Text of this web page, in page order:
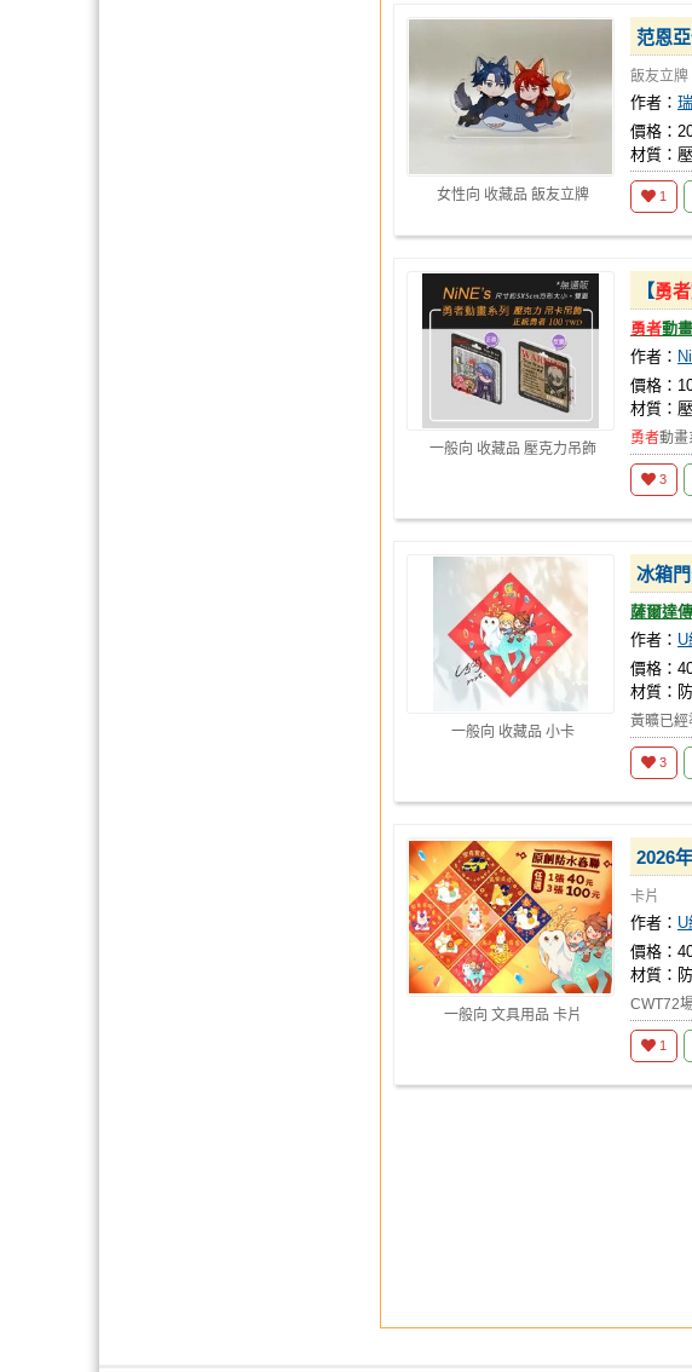
女性向 收藏品 飯友立牌
范恩
飯友立牌
作者：
價格：
材質：
1
一般向 收藏品 壓克力吊飾
【勇者
勇者動
作者：
價格：
材質：
勇者動畫
3
一般向 收藏品 小卡
冰箱
薩爾達
作者： U
價格：
材質：
黃曠已經
3
一般向 文具用品 卡片
2026
卡片
作者： U
價格：
材質：
CWT72
1